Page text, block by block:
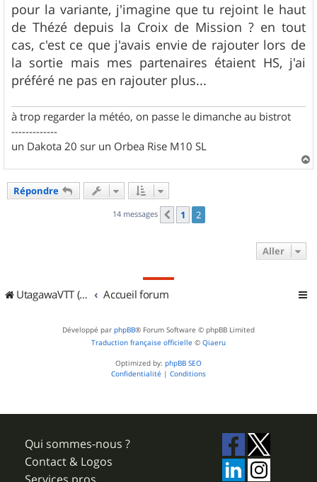
pour la variante, j'imagine que tu rejoint le haut
de Thézé depuis la Croix de Mission ? en tout
cas, c'est ce que j'avais envie de rajouter lors de
la sortie mais mes partenaires étaient HS, j'ai
préféré ne pas en rajouter plus...
à trop regarder la météo, on passe le dimanche au bistrot
-------------
un Dakota 20 sur un Orbea Rise M10 SL
a
Répondre
14 messages Précédent
1 2
Aller
UtagawaVTT (Randos VTT et VTTAE avec traces GPS) Accueil forum
Développé par phpBB® Forum Software © phpBB Limited
Traduction française officielle © Qiaeru
Optimized by: phpBB SEO
Confidentialité | Conditions
Qui sommes-nous ?
Contact & Logos